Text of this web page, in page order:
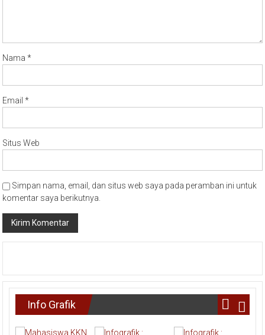
Nama*
Email*
Situs Web
Simpan nama, email, dan situs web saya pada peramban ini untuk
komentar saya berikutnya.
Info Grafik